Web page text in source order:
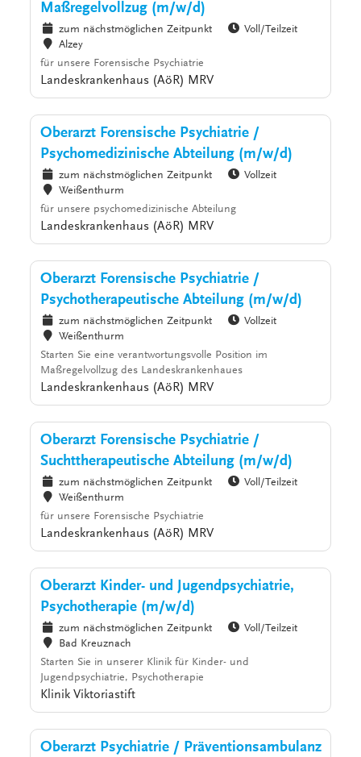
Maßregelvollzug (m/w/d)
zum nächstmöglichen Zeitpunkt
Voll/Teilzeit
Alzey
für unsere Forensische Psychiatrie
Landeskrankenhaus (AöR) MRV
Oberarzt Forensische Psychiatrie /
Psychomedizinische Abteilung (m/w/d)
zum nächstmöglichen Zeitpunkt
Vollzeit
Weißenthurm
für unsere psychomedizinische Abteilung
Landeskrankenhaus (AöR) MRV
Oberarzt Forensische Psychiatrie /
Psychotherapeutische Abteilung (m/w/d)
zum nächstmöglichen Zeitpunkt
Vollzeit
Weißenthurm
Starten Sie eine verantwortungsvolle Position im
Maßregelvollzug des Landeskrankenhaues
Landeskrankenhaus (AöR) MRV
Oberarzt Forensische Psychiatrie /
Suchttherapeutische Abteilung (m/w/d)
zum nächstmöglichen Zeitpunkt
Voll/Teilzeit
Weißenthurm
für unsere Forensische Psychiatrie
Landeskrankenhaus (AöR) MRV
Oberarzt Kinder- und Jugendpsychiatrie,
Psychotherapie (m/w/d)
zum nächstmöglichen Zeitpunkt
Voll/Teilzeit
Bad Kreuznach
Starten Sie in unserer Klinik für Kinder- und
Jugendpsychiatrie, Psychotherapie
Klinik Viktoriastift
Oberarzt Psychiatrie / Präventionsambulanz